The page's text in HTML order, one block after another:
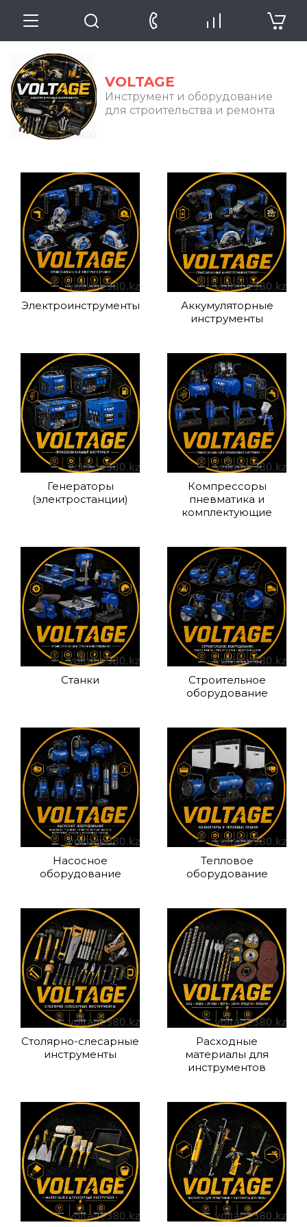
VOLTAGE
Инструмент и оборудование
для строительства и ремонта
Электроинструменты
Аккумуляторные
инструменты
Генераторы
(электростанции)
Компрессоры
пневматика и
комплектующие
Станки
Строительное
оборудование
Насосное
оборудование
Тепловое
оборудование
Столярно-слесарные
инструменты
Расходные
материалы для
инструментов